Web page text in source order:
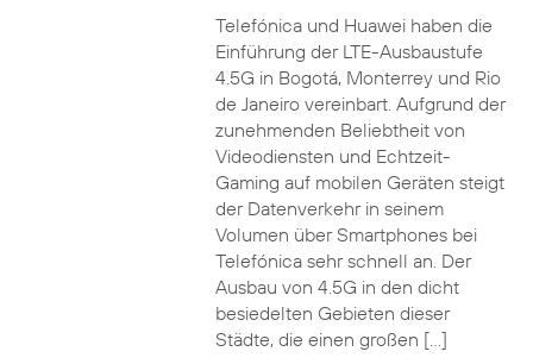
Telefónica und Huawei haben die
Einführung der LTE-Ausbaustufe
4.5G in Bogotá, Monterrey und Rio
de Janeiro vereinbart. Aufgrund der
zunehmenden Beliebtheit von
Videodiensten und Echtzeit-
Gaming auf mobilen Geräten steigt
der Datenverkehr in seinem
Volumen über Smartphones bei
Telefónica sehr schnell an. Der
Ausbau von 4.5G in den dicht
besiedelten Gebieten dieser
Städte, die einen großen […]